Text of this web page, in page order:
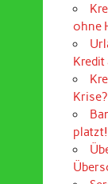
ohne
Kredit
Krise?
platzt!